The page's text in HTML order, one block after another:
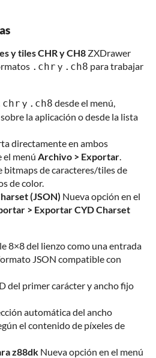
y tiles CHR y CH8 ZXDrawer
.chr y .ch8 para trabajar
y .ch8 desde el menú,
la aplicación o desde la lista
directamente en ambos
el menú Archivo > Exportar
bitmaps de caracteres/tiles de
de color.
(JSON) Nueva opción en el
> Exportar CYD Charset
8×8 del lienzo como una entrada
JSON compatible con
del primer carácter y ancho fijo
automática del ancho
el contenido de píxeles de
z88dk Nueva opción en el menú